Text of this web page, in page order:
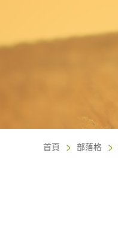
首頁 部落格